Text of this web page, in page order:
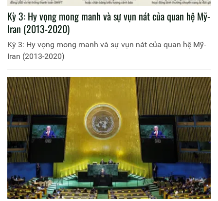
Kỳ 3: Hy vọng mong manh và sự vụn nát của quan hệ Mỹ-
Iran (2013-2020)
Kỳ 3: Hy vọng mong manh và sự vụn nát của quan hệ Mỹ-
Iran (2013-2020)